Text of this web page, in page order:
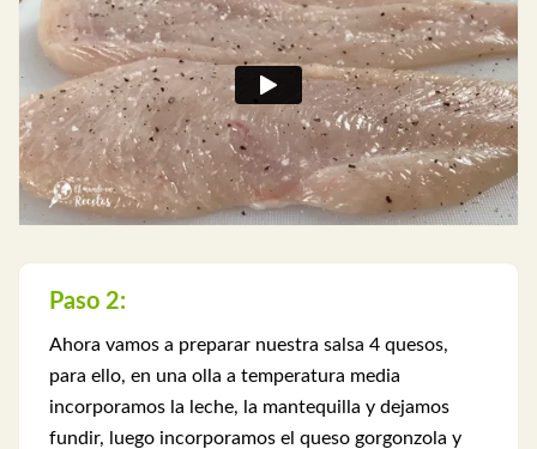
Paso 2:
Ahora vamos a preparar nuestra salsa 4 quesos,
para ello, en una olla a temperatura media
incorporamos la leche, la mantequilla y dejamos
fundir, luego incorporamos el queso gorgonzola y